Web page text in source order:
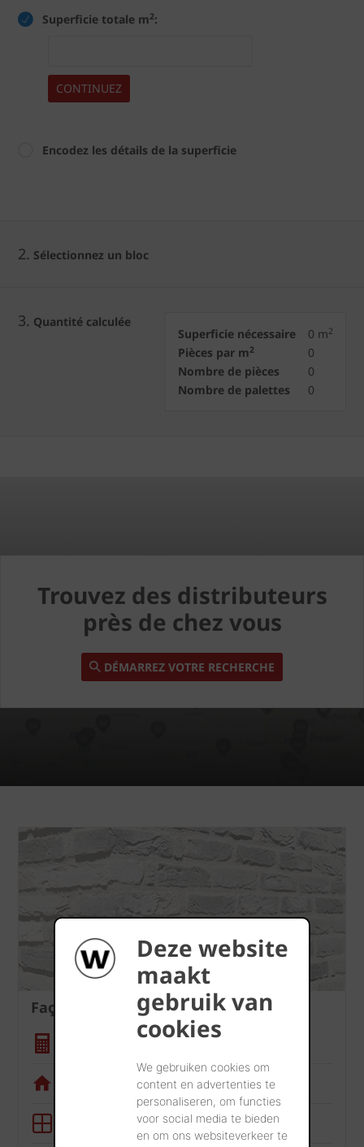
Deze website
maakt
gebruik van
cookies
We gebruiken cookies om
content en advertenties te
personaliseren, om functies
voor social media te bieden
en om ons websiteverkeer te
Superficie totale m2:
CONTINUEZ
Encodez les détails de la superficie
2. Sélectionnez un bloc
3. Quantité calculée
Superficie nécessaire 0 m2
Pièces par m2
0
Nombre de pièces
0
Nombre de palettes
0
Trouvez des distributeurs
près de chez vous
DÉMARREZ VOTRE RECHERCHE
Façade
Calculatrice quantité
Appli de visualisation